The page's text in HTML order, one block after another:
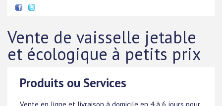
Vente de vaisselle jetable
et écologique à petits prix
Produits ou Services